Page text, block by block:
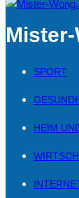
SPORT
HEIM